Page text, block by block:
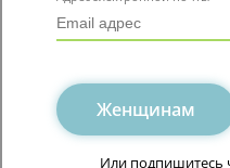
Женщинам
Или подпишитесь